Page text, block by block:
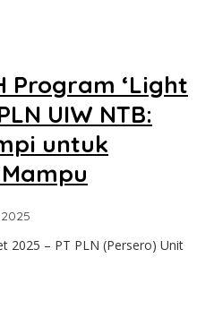
Program ‘Light
UIW NTB:
untuk
2025 – PT PLN (Persero) Unit